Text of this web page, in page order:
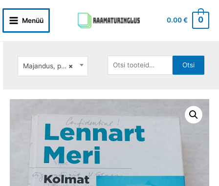
content
Main
Menüü 0.00€ 0
×
Majandus, poliitika
Otsi: Otsi